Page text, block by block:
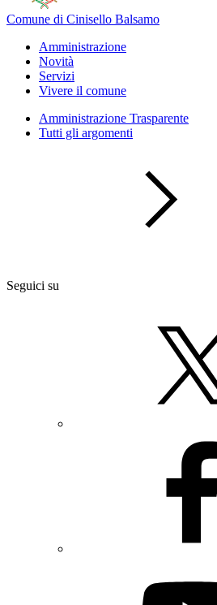
Comune di Cinisello Balsamo
Amministrazione
Novità
Servizi
Vivere il comune
Amministrazione Trasparente
Tutti gli argomenti
Seguici su